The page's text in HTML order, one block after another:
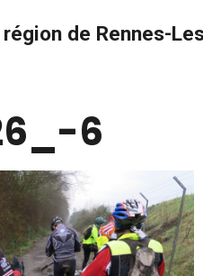
région de Rennes-
6